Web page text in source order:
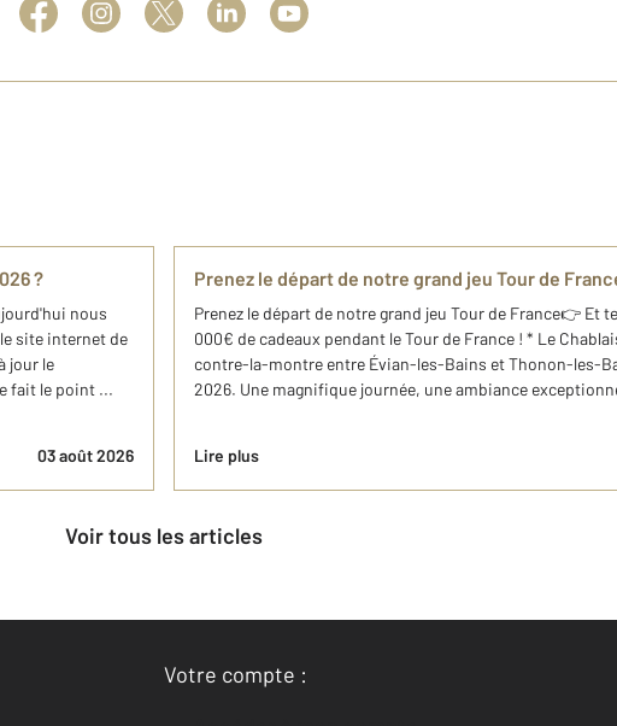
?
nous
site internet de
jour le
fait le point ...
03 août 2026
Prenez le départ de notre grand jeu Tour de
Prenez le départ de notre grand jeu Tour de France👉 Et
000€ de cadeaux pendant le Tour de France ! * Le
contre-la-montre entre Évian-les-Bains et Thonon-les-
2026. Une magnifique journée, une ambiance
Lire plus
Voir tous les articles
Votre compte :